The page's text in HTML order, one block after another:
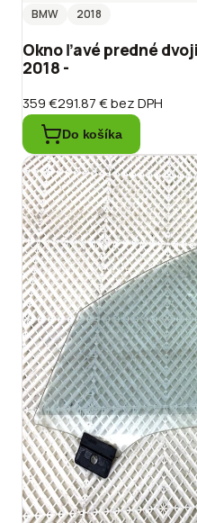
BMW
2018
Okno ľavé predné
2018 -
359 €291.87 €bez DPH
Do košíka